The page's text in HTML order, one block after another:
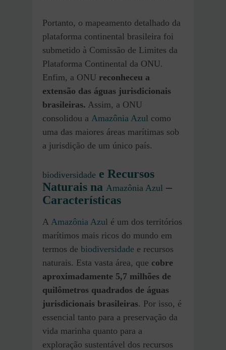
Portanto, o mapeamento detalhado da
plataforma continental brasileira foi
submetido à Comissão de Limites da
Plataforma Continental da ONU.
Enfim, a ONU reconheceu a
extensão das águas jurisdicionais
brasileiras. Assim, a ONU
consolidou a Amazônia Azul como
uma das maiores áreas marítimas sob
a jurisdição de um único país.
biodiversidade e Recursos
Naturais na Amazônia Azul –
Características
A Amazônia Azul é um dos territórios
marítimos mais ricos do mundo em
termos de biodiversidade e recursos
naturais. Esta vasta área, que cobre
aproximadamente 5,7 milhões de
quilômetros quadrados de águas
jurisdicionais brasileiras. Por isso, é
essencial tanto para a preservação da
vida marinha quanto para a
exploração sustentável dos recursos